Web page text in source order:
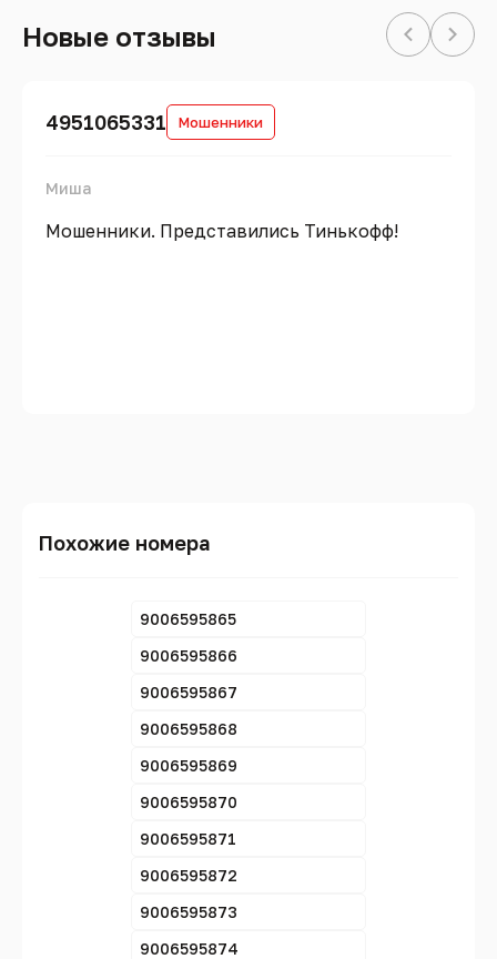
Новые отзывы
4951065331 Мошенники
Миша
Мошенники. Представились Тинькофф!
Похожие номера
9006595865
9006595866
9006595867
9006595868
9006595869
9006595870
9006595871
9006595872
9006595873
9006595874